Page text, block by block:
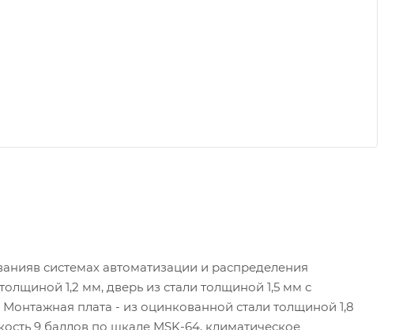
системах автоматизации и распределения
1,2 мм, дверь из стали толщиной 1,5 мм с
плата - из оцинкованной стали толщиной 1,8
9 баллов по шкале MSK-64, климатическое